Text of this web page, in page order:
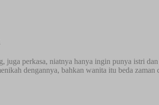
juga perkasa, niatnya hanya ingin punya istri
dengannya, bahkan wanita itu beda zaman